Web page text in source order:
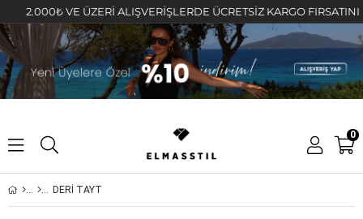
2.000₺ VE ÜZERİ ALIŞVERİŞLERDE ÜCRETSİZ KARGO FIRSATINI
0
DERİ TAYT